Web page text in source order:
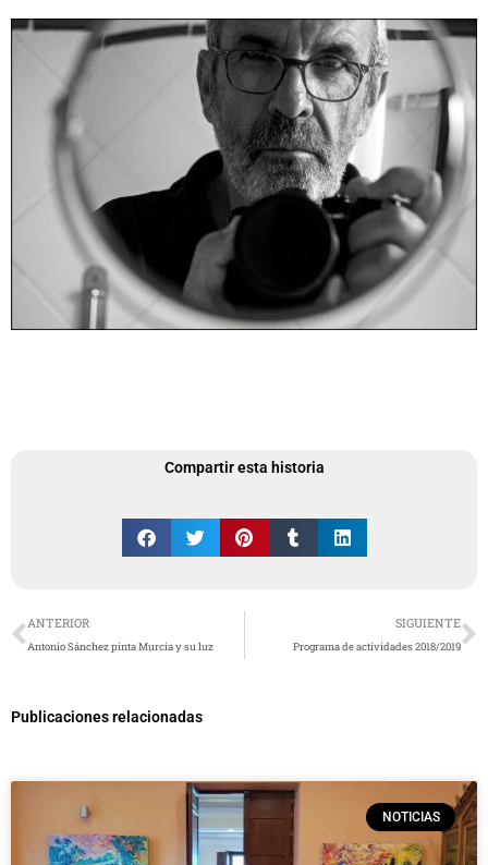
Compartir esta historia
Ant
ANTERIOR
Antonio Sánchez pinta Murcia y su luz
SIGUIENTE
Programa de actividades 2018/2019
Publicaciones relacionadas
NOTICIAS